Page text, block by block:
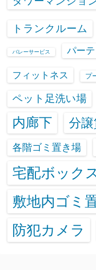
トランクルーム
バレーサービス パー
フィットネス プ
ペット足洗い場
内廊下 分
各階ゴミ置き場
宅配ボック
敷地内ゴミ
防犯カメラ